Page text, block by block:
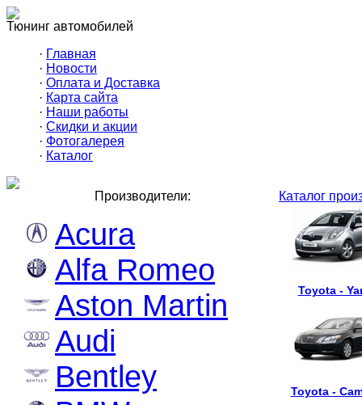
Тюнинг автомобилей
· Главная
· Новости
· Оплата и Доставка
· Карта сайта
· Наши работы
· Скидки и акции
· Фотогалерея
· Каталог
Производители:
Acura
Alfa Romeo
Aston Martin
Audi
Bentley
Каталог
Toyota -
Toyota -